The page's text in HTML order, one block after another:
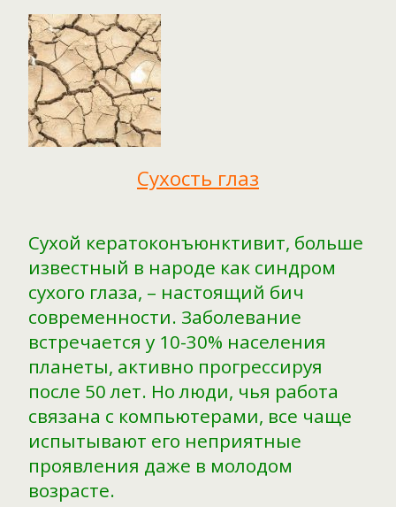
Сухость глаз
Сухой кератоконъюнктивит, больше
известный в народе как синдром
сухого глаза, – настоящий бич
современности. Заболевание
встречается у 10-30% населения
планеты, активно прогрессируя
после 50 лет. Но люди, чья работа
связана с компьютерами, все чаще
испытывают его неприятные
проявления даже в молодом
возрасте.